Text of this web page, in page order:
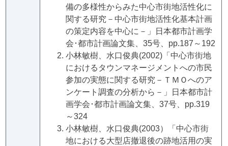
備の多様性からみた中心市街地活性化に
関する研究－中心市街地活性化基本計画
の策定内容を中心に－」日本都市計画学
会･都市計画論文集、35号、pp.187～192
小林敏樹、水口俊典(2002)「中心市街地
におけるタウンマネージメントへの市民
参加の実態に関する研究－ＴＭＯへのア
ンケート調査の分析から－」日本都市計
画学会･都市計画論文集、37号、pp.319
～324
小林敏樹、水口俊典(2003）「中心市街
地における大型店撤退後の跡地活用の実